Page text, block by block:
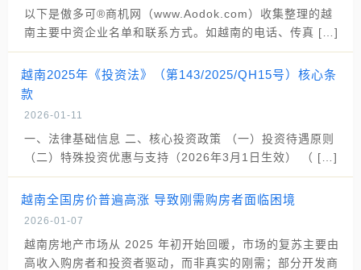
以下是傲多可®商机网（www.Aodok.com）收集整理的越
南主要中资企业名单和联系方式。如越南的电话、传真 […]
越南2025年《投资法》（第143/2025/QH15号）核心条
款
2026-01-11
一、法律基础信息 二、核心投资政策 （一）投资待遇原则
（二）特殊投资优惠与支持（2026年3月1日生效） （ […]
越南全国房价普遍高涨 导致刚需购房者面临困境
2026-01-07
越南房地产市场从 2025 年初开始回暖，市场的复苏主要由
高收入购房者和投资者驱动，而非真实的刚需；部分开发商